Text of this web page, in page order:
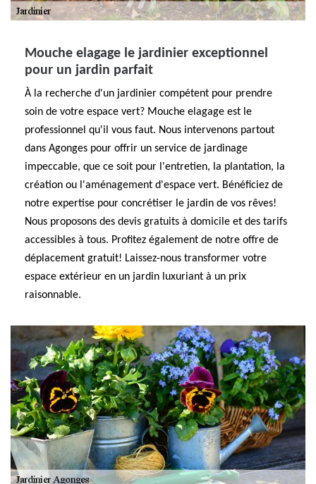
Mouche elagage le jardinier exceptionnel
pour un jardin parfait
À la recherche d'un jardinier compétent pour prendre
soin de votre espace vert? Mouche elagage est le
professionnel qu'il vous faut. Nous intervenons partout
dans Agonges pour offrir un service de jardinage
impeccable, que ce soit pour l'entretien, la plantation, la
création ou l'aménagement d'espace vert. Bénéficiez de
notre expertise pour concrétiser le jardin de vos rêves!
Nous proposons des devis gratuits à domicile et des tarifs
accessibles à tous. Profitez également de notre offre de
déplacement gratuit! Laissez-nous transformer votre
espace extérieur en un jardin luxuriant à un prix
raisonnable.